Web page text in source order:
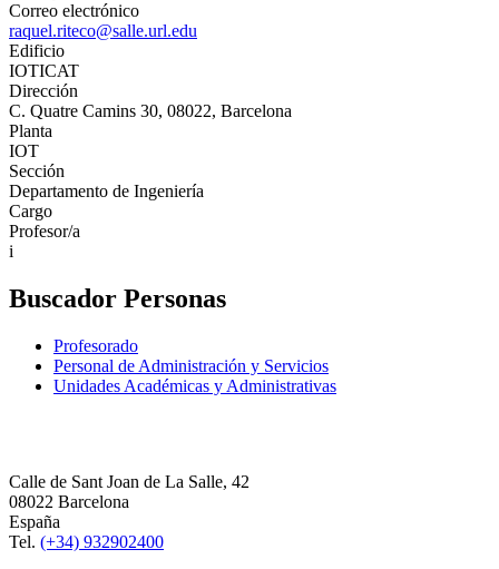
Correo electrónico
raquel.riteco@salle.url.edu
Edificio
IOTICAT
Dirección
C. Quatre Camins 30, 08022, Barcelona
Planta
IOT
Sección
Departamento de Ingeniería
Cargo
Profesor/a
i
Buscador Personas
Profesorado
Personal de Administración y Servicios
Unidades Académicas y Administrativas
Calle de Sant Joan de La Salle, 42
08022 Barcelona
España
Tel. (+34) 932902400